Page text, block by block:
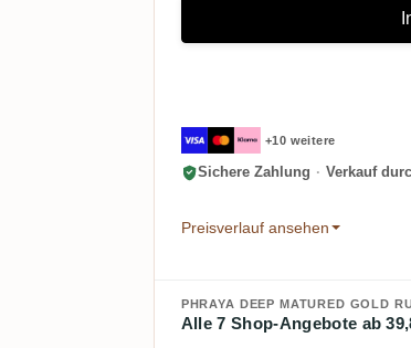
+10 weitere
Sichere Zahlung · Verkauf
Preisverlauf ansehen
PHRAYA DEEP MATURED GOLD
Alle 7 Shop-Angebote ab